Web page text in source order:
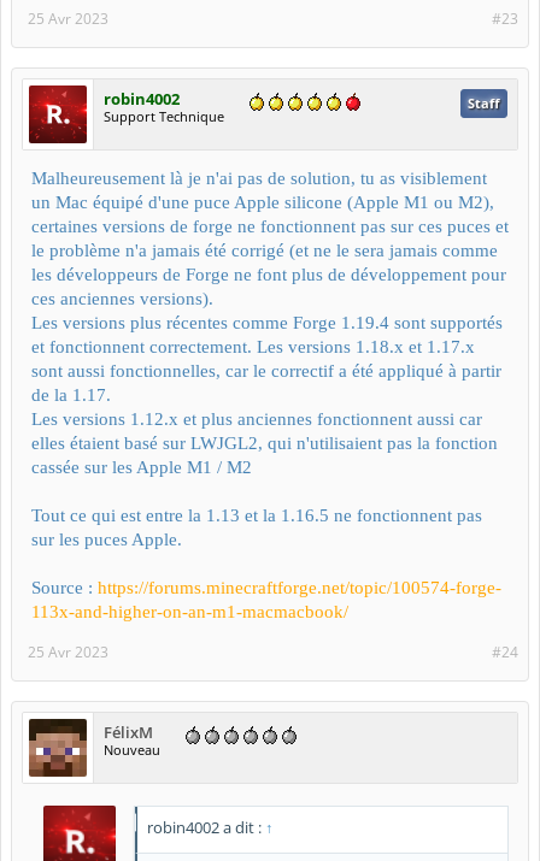
#23
25 Avr 2023
robin4002
Support Technique
Staff
Malheureusement là je n'ai pas de solution, tu as visiblement
un Mac équipé d'une puce Apple silicone (Apple M1 ou M2),
certaines versions de forge ne fonctionnent pas sur ces puces et
le problème n'a jamais été corrigé (et ne le sera jamais comme
les développeurs de Forge ne font plus de développement pour
ces anciennes versions).
Les versions plus récentes comme Forge 1.19.4 sont supportés
et fonctionnent correctement. Les versions 1.18.x et 1.17.x
sont aussi fonctionnelles, car le correctif a été appliqué à partir
de la 1.17.
Les versions 1.12.x et plus anciennes fonctionnent aussi car
elles étaient basé sur LWJGL2, qui n'utilisaient pas la fonction
cassée sur les Apple M1 / M2
Tout ce qui est entre la 1.13 et la 1.16.5 ne fonctionnent pas
sur les puces Apple.
Source : https://forums.minecraftforge.net/topic/100574-forge-
113x-and-higher-on-an-m1-macmacbook/
#24
25 Avr 2023
FélixM
Nouveau
robin4002 a dit : ↑